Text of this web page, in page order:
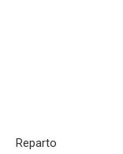
Reparto